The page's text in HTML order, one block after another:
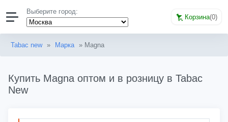
Выберите город:
Корзина(0)
Tabac new » Марка » Magna
Купить Magna оптом и в розницу в Tabac
New